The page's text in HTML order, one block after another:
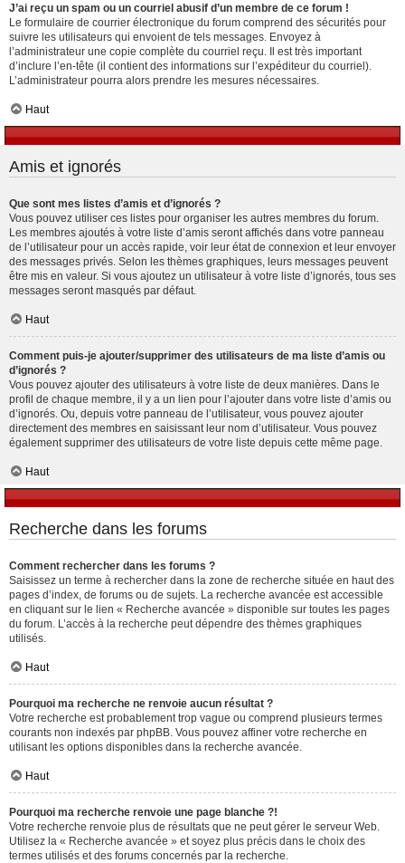
J’ai reçu un spam ou un courriel abusif d’un membre de ce forum !
Le formulaire de courrier électronique du forum comprend des sécurités pour
suivre les utilisateurs qui envoient de tels messages. Envoyez à
l’administrateur une copie complète du courriel reçu. Il est très important
d’inclure l’en-tête (il contient des informations sur l’expéditeur du courriel).
L’administrateur pourra alors prendre les mesures nécessaires.
Haut
Amis et ignorés
Que sont mes listes d’amis et d’ignorés ?
Vous pouvez utiliser ces listes pour organiser les autres membres du forum.
Les membres ajoutés à votre liste d’amis seront affichés dans votre panneau
de l’utilisateur pour un accès rapide, voir leur état de connexion et leur envoyer
des messages privés. Selon les thèmes graphiques, leurs messages peuvent
être mis en valeur. Si vous ajoutez un utilisateur à votre liste d’ignorés, tous ses
messages seront masqués par défaut.
Haut
Comment puis-je ajouter/supprimer des utilisateurs de ma liste d’amis ou
d’ignorés ?
Vous pouvez ajouter des utilisateurs à votre liste de deux manières. Dans le
profil de chaque membre, il y a un lien pour l’ajouter dans votre liste d’amis ou
d’ignorés. Ou, depuis votre panneau de l’utilisateur, vous pouvez ajouter
directement des membres en saisissant leur nom d’utilisateur. Vous pouvez
également supprimer des utilisateurs de votre liste depuis cette même page.
Haut
Recherche dans les forums
Comment rechercher dans les forums ?
Saisissez un terme à rechercher dans la zone de recherche située en haut des
pages d’index, de forums ou de sujets. La recherche avancée est accessible
en cliquant sur le lien « Recherche avancée » disponible sur toutes les pages
du forum. L’accès à la recherche peut dépendre des thèmes graphiques
utilisés.
Haut
Pourquoi ma recherche ne renvoie aucun résultat ?
Votre recherche est probablement trop vague ou comprend plusieurs termes
courants non indexés par phpBB. Vous pouvez affiner votre recherche en
utilisant les options disponibles dans la recherche avancée.
Haut
Pourquoi ma recherche renvoie une page blanche ?!
Votre recherche renvoie plus de résultats que ne peut gérer le serveur Web.
Utilisez la « Recherche avancée » et soyez plus précis dans le choix des
termes utilisés et des forums concernés par la recherche.